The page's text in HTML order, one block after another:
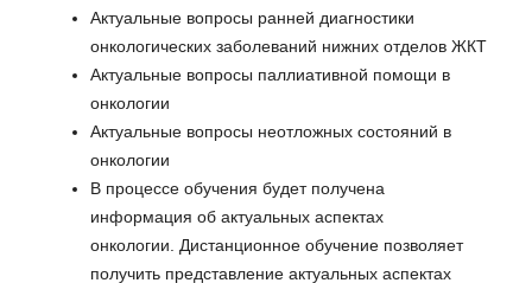
Актуальные вопросы ранней диагностики
онкологических заболеваний нижних отделов ЖКТ
Актуальные вопросы паллиативной помощи в
онкологии
Актуальные вопросы неотложных состояний в
онкологии
В процессе обучения будет получена
информация об актуальных аспектах
онкологии. Дистанционное обучение позволяет
получить представление актуальных аспектах